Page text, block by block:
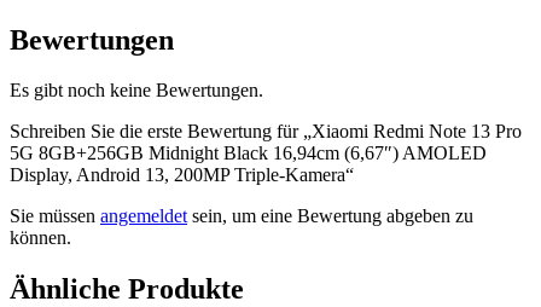
Bewertungen
Es gibt noch keine Bewertungen.
Schreiben Sie die erste Bewertung für „Xiaomi Redmi Note 13 Pro
5G 8GB+256GB Midnight Black 16,94cm (6,67″) AMOLED
Display, Android 13, 200MP Triple-Kamera“
Sie müssen angemeldetsein, um eine Bewertung abgeben zu
können.
Ähnliche Produkte